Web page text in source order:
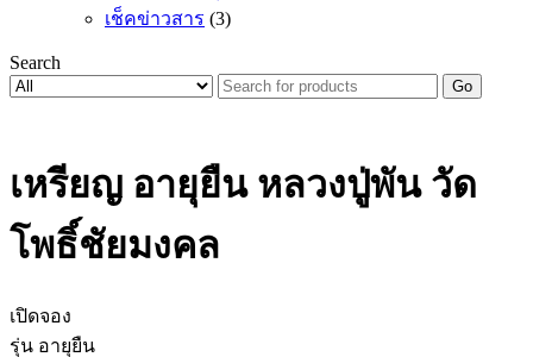
เช็คข่าวสาร (3)
Search
Go
เหรียญ อายุยืน หลวงปู่พัน วัด
โพธิ์ชัยมงคล
เปิดจอง
รุ่น อายุยืน